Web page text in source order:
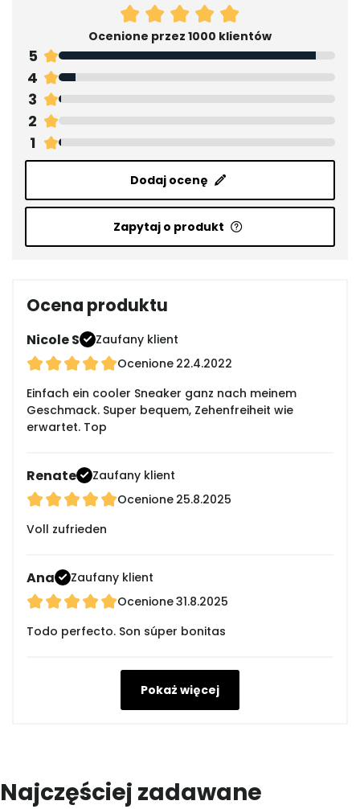
Ocenione przez 1000 klientów
5
4
3
2
1
Dodaj ocenę
Zapytaj o produkt
Ocena produktu
Nicole S
Zaufany klient
Ocenione 22.4.2022
Einfach ein cooler Sneaker ganz nach meinem
Geschmack. Super bequem, Zehenfreiheit wie
erwartet. Top
Renate
Zaufany klient
Ocenione 25.8.2025
Voll zufrieden
Ana
Zaufany klient
Ocenione31.8.2025
Todo perfecto. Son súper bonitas
Pokaż więcej
Najczęściej zadawane